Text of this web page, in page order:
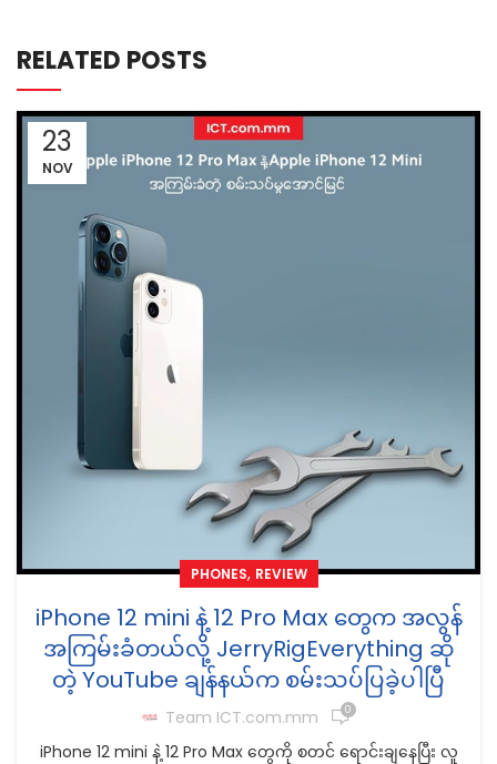
RELATED POSTS
23
NOV
PHONES, REVIEW
iPhone 12 mini နဲ့ 12 Pro Max တွေက အလွန်
အကြမ်းခံတယ်လို့ JerryRigEverything ဆို
တဲ့ YouTube ချန်နယ်က စမ်းသပ်ပြခဲ့ပါပြီ
Team ICT.com.mm 0
iPhone 12 mini နဲ့ 12 Pro Max တွေကို စတင် ရောင်းချနေပြီး လူ